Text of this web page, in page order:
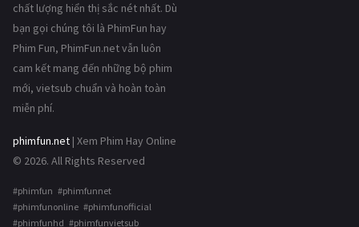
chất lượng hiển thị sắc nét nhất. Dù
bạn gọi chúng tôi là PhimFun hay
Phim Fun, PhimFun.net vẫn luôn
cam kết mang đến những bộ phim
mới, vietsub chuẩn và hoàn toàn
miễn phí.
phimfun.net | Xem Phim Hay Online
© 2026. All Rights Reserved
#phimfun #phimfunnet
#phimfunonline #phimfunofficial
#phimfunhd #phimfunvietsub